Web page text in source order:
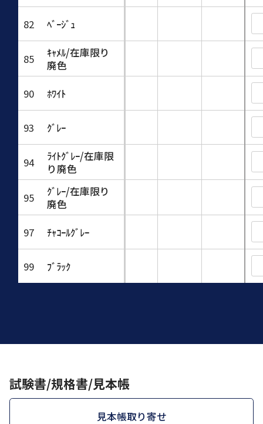
82 ﾍﾞｰｼﾞｭ
85
ｷｬﾒﾙ/在庫限り
廃色
90
ﾎﾜｲﾄ
93 ｸﾞﾚｰ
94
ﾗｲﾄｸﾞﾚｰ/在庫限
り廃色
95
ｸﾞﾚｰ/在庫限り
廃色
97
ﾁｬｺｰﾙｸﾞﾚｰ
99 ﾌﾞﾗｯｸ
試験書/規格書/見本帳
見本帳取り寄せ